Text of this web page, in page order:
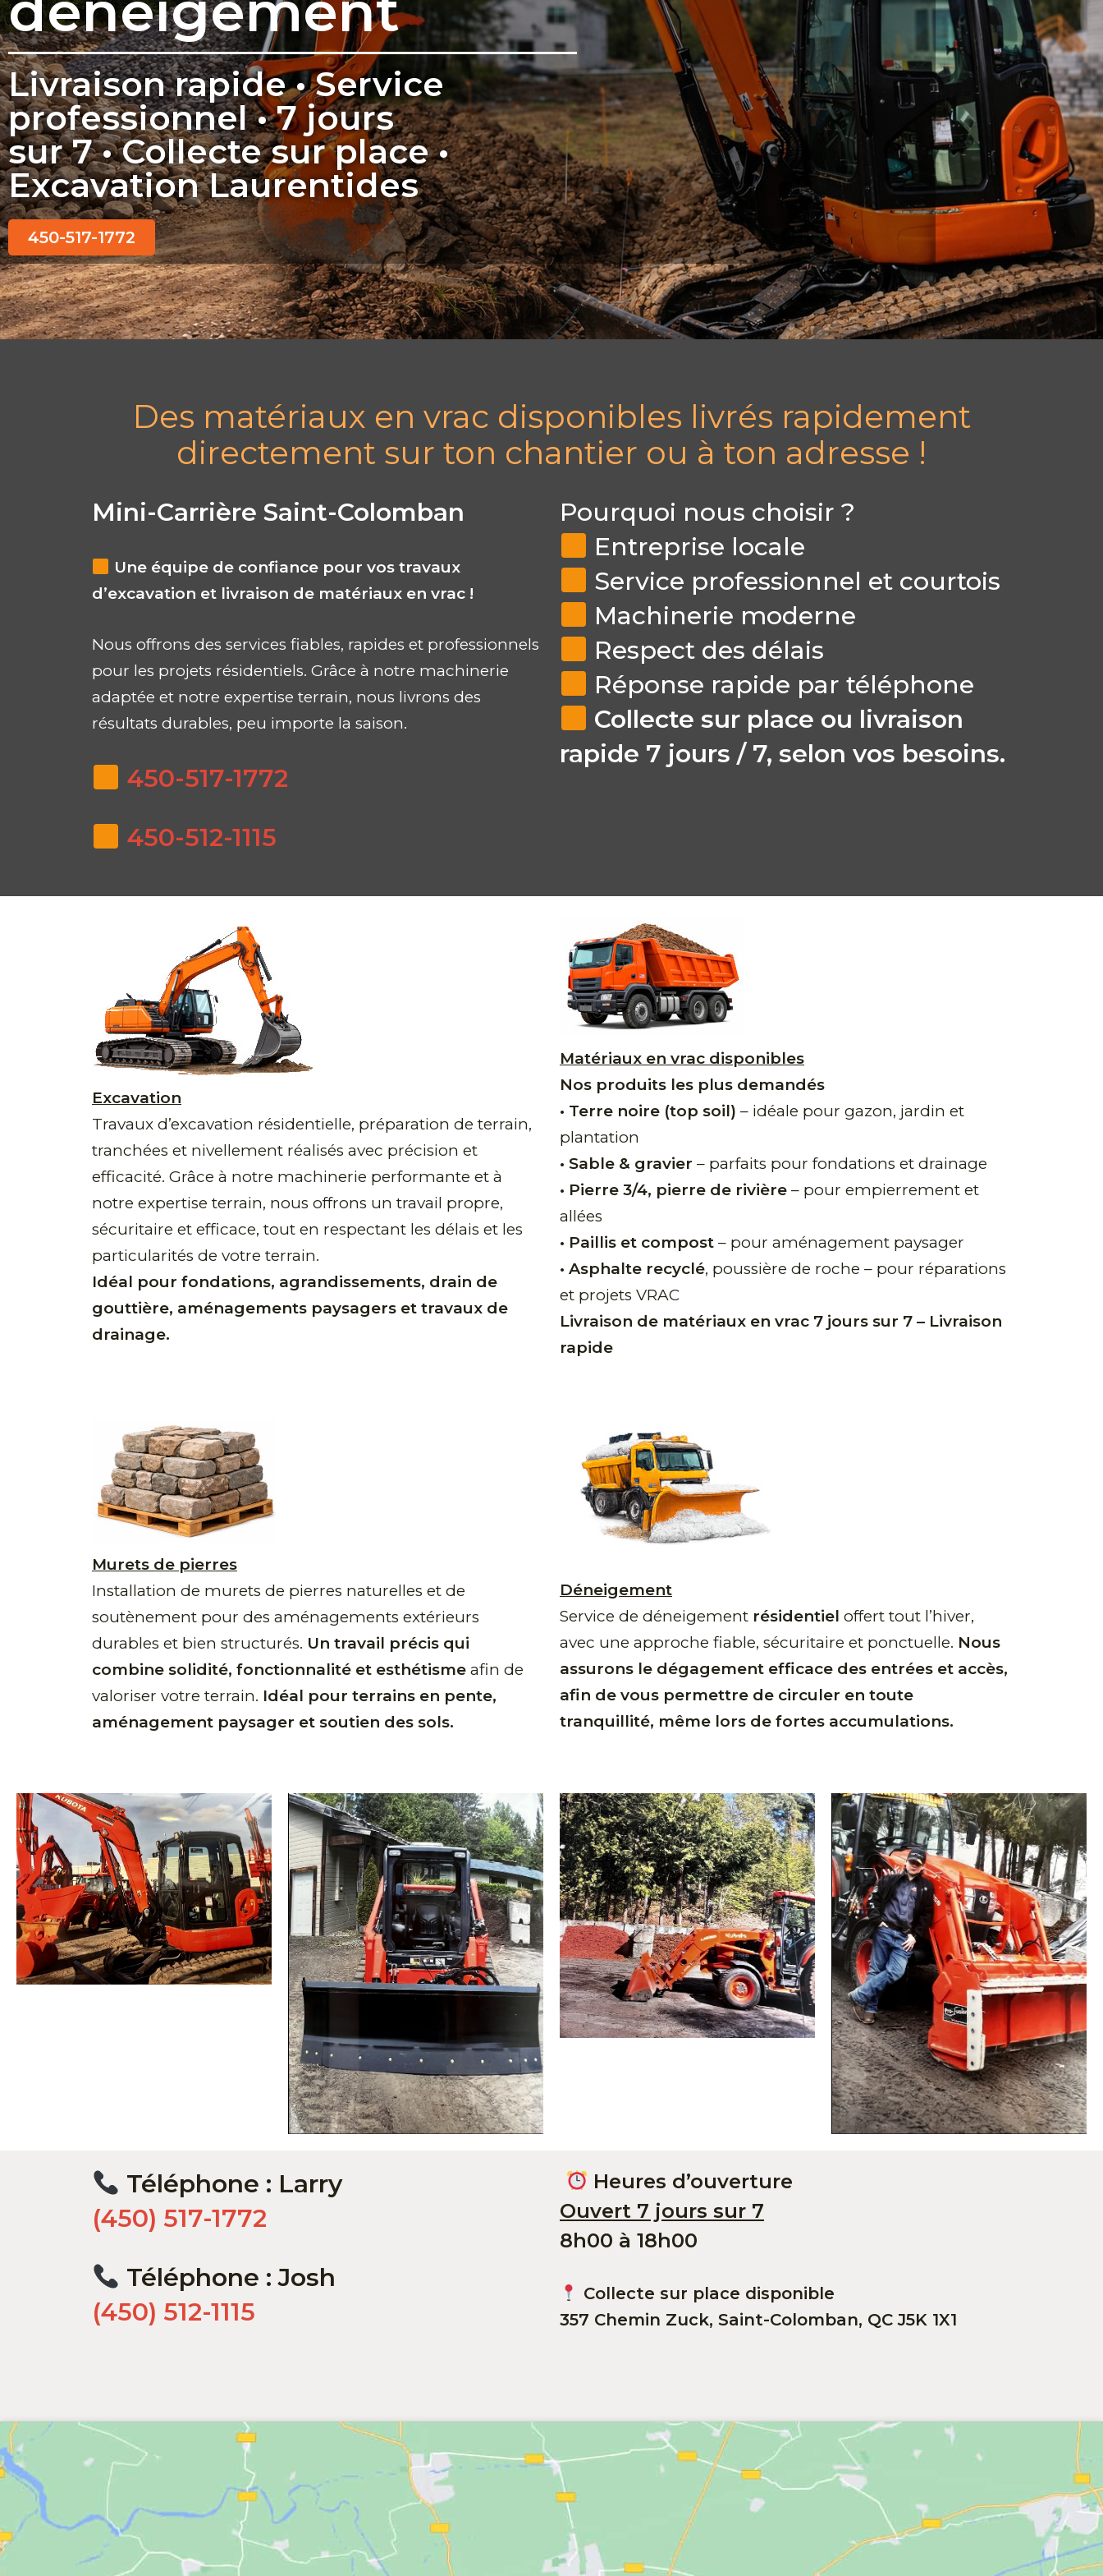
Livraison rapide • Service
professionnel • 7 jours
sur 7 • Collecte sur place •
Excavation Laurentides
450-517-1772
Des matériaux en vrac disponibles livrés rapidement
directement sur ton chantier ou à ton adresse !
Mini-Carrière Saint-Colomban
Une équipe de confiance pour vos travaux
d’excavation et livraison de matériaux en vrac !
Nous offrons des services fiables, rapides et professionnels
pour les projets résidentiels. Grâce à notre machinerie
adaptée et notre expertise terrain, nous livrons des
résultats durables, peu importe la saison.
450-517-1772
450-512-1115
Pourquoi nous choisir ?
Entreprise locale
Service professionnel et courtois
Machinerie moderne
Respect des délais
Réponse rapide par téléphone
Collecte sur place ou livraison
rapide 7 jours / 7, selon vos besoins.
Excavation
Travaux d’excavation résidentielle, préparation de terrain,
tranchées et nivellement réalisés avec précision et
efficacité. Grâce à notre machinerie performante et à
notre expertise terrain, nous offrons un travail propre,
sécuritaire et efficace, tout en respectant les délais et les
particularités de votre terrain.
Idéal pour fondations, agrandissements, drain de
gouttière, aménagements paysagers et travaux de
drainage.
Matériaux en vrac disponibles
Nos produits les plus demandés
• Terre noire (top soil) – idéale pour gazon, jardin et
plantation
• Sable & gravier – parfaits pour fondations et drainage
• Pierre 3/4, pierre de rivière – pour empierrement et
allées
• Paillis et compost – pour aménagement paysager
• Asphalte recyclé, poussière de roche – pour réparations
et projets VRAC
Livraison de matériaux en vrac 7 jours sur 7 – Livraison
rapide
Murets de pierres
Installation de murets de pierres naturelles et de
soutènement pour des aménagements extérieurs
durables et bien structurés. Un travail précis qui
combine solidité, fonctionnalité et esthétisme afin de
valoriser votre terrain. Idéal pour terrains en pente,
aménagement paysager et soutien des sols.
Déneigement
Service de déneigement résidentiel offert tout l’hiver,
avec une approche fiable, sécuritaire et ponctuelle. Nous
assurons le dégagement efficace des entrées et accès,
afin de vous permettre de circuler en toute
tranquillité, même lors de fortes accumulations.
Téléphone : Larry
(450) 517-1772
Téléphone : Josh
(450) 512-1115
Heures d’ouverture
Ouvert 7 jours sur 7
8h00 à 18h00
Collecte sur place disponible
357 Chemin Zuck, Saint-Colomban, QC J5K 1X1